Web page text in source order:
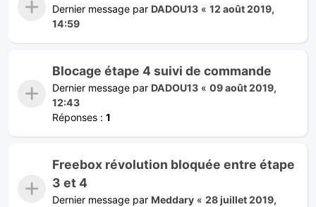
Dernier message par DADOU13 « 12 août 2019,
14:59
Blocage étape 4 suivi de commande
Dernier message par DADOU13 « 09 août 2019,
12:43
Réponses : 1
Freebox révolution bloquée entre étape
3 et 4
Dernier message par Meddary « 28 juillet 2019,